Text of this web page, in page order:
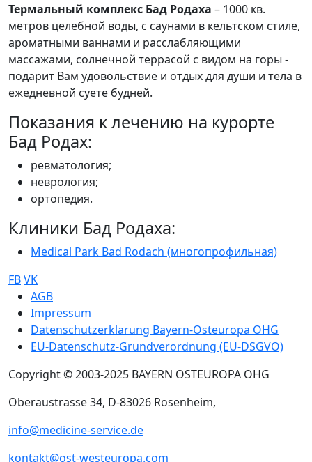
Термальный комплекс Бад Родаха – 1000 кв.
метров целебной воды, с саунами в кельтском стиле,
ароматными ваннами и расслабляющими
массажами, солнечной террасой с видом на горы -
подарит Вам удовольствие и отдых для души и тела в
ежедневной суете будней.
Показания к лечению на курорте
Бад Родах:
ревматология;
неврология;
ортопедия.
Клиники Бад Родаха:
Medical Park Bad Rodach (многопрофильная)
FBVK
Sub footer
AGB
Impressum
Datenschutzerklarung Bayern-Osteuropa OHG
EU-Datenschutz-Grundverordnung (EU-DSGVO)
Copyright © 2003-2025 BAYERN OSTEUROPA OHG
Oberaustrasse 34, D-83026 Rosenheim,
info@medicine-service.de
kontakt@ost-westeuropa.com